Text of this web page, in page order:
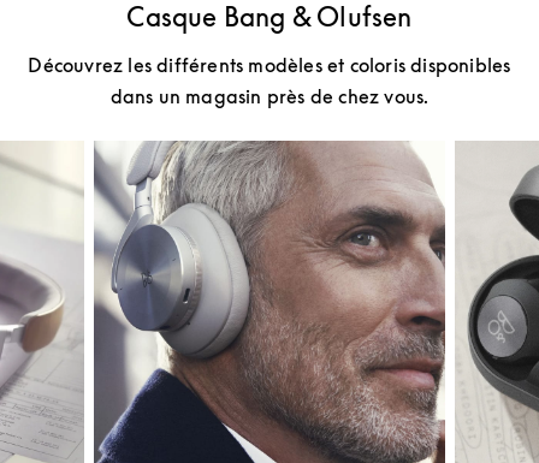
Casque Bang & Olufsen
Découvrez les différents modèles et coloris disponibles
dans un magasin près de chez vous.